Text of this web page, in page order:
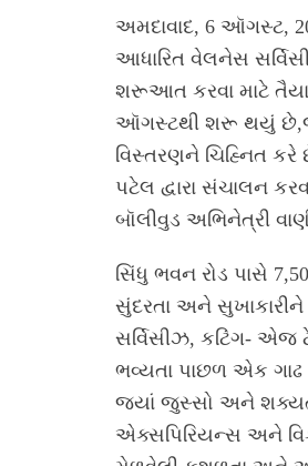
અમદાવાદ, 6 ઑગસ્ટ,
આધારિત વેલનેસ
શરૂઆત કરવા માટે
ઑગસ્ટથી શરૂ થયું છે,જે
વિસ્તરણને ચિહ્નિત
પટેલ દ્વારા સંચાલન
બૉલીવુડ અભિનેત્રી
સિંધુ ભવન રોડ પાસે
સુંદરતા અને
સર્વિસીઝ, કટિંગ-
ભવ્યતા પાછળ એક
જ્યાં જુસ્સો અને
એક્સપિરિયન્સ અને